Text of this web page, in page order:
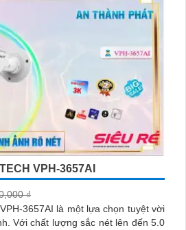
VPH-3657AI
₫
3657AI là một lựa chọn tuyệt vời
5.0